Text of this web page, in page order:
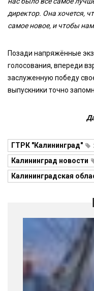
директор. Она хочется,
самое новое, и чтобы
Позади напряжённые
голосования, впереди
заслуженную победу
выпускники точно
ГТРК "Калининград"
Калининград новости
Калининградская